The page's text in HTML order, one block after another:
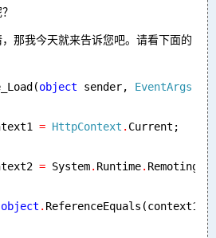
那我今天就来告诉您吧。请看下面的
object sender, EventArgs
e)
= HttpContext . Current;
= System. Runtime. Remoting
object . ReferenceEquals(context1,